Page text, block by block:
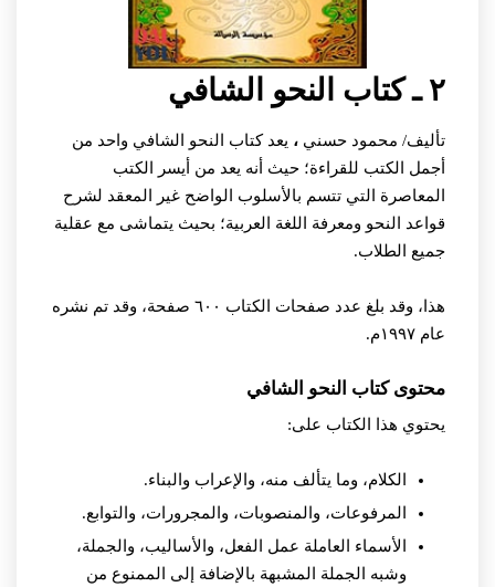
٢ ـ كتاب النحو الشافي
تأليف/ محمود حسني ، يعد كتاب النحو الشافي واحد من
أجمل الكتب للقراءة؛ حيث أنه يعد من أيسر الكتب
المعاصرة التي تتسم بالأسلوب الواضح غير المعقد لشرح
قواعد النحو ومعرفة اللغة العربية؛ بحيث يتماشى مع عقلية
جميع الطلاب.
هذا، وقد بلغ عدد صفحات الكتاب ٦٠٠ صفحة، وقد تم نشره
عام ١٩٩٧م.
محتوى كتاب النحو الشافي
يحتوي هذا الكتاب على:
الكلام، وما يتألف منه، والإعراب والبناء.
المرفوعات، والمنصوبات، والمجرورات، والتوابع.
الأسماء العاملة عمل الفعل، والأساليب، والجملة،
وشبه الجملة المشبهة بالإضافة إلى الممنوع من